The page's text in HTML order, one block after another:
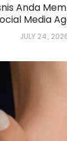
Anda
Media
JULY 24,